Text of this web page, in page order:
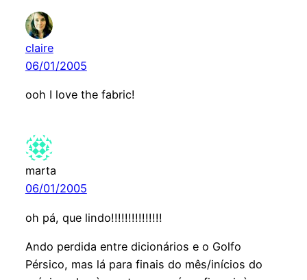
claire
06/01/2005
ooh I love the fabric!
marta
06/01/2005
oh pá, que lindo!!!!!!!!!!!!!!!
Ando perdida entre dicionários e o Golfo
Pérsico, mas lá para finais do mês/inícios do